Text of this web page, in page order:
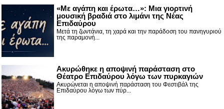
«Με αγάπη και έρωτα…»: Μια γιορτινή
μουσική βραδιά στο λιμάνι της Νέας
Επιδαύρου
Μετά τη ζωντάνια, τη χαρά και την παράδοση του πανηγυριού
της παραμονή...
Ακυρώθηκε η αποψινή παράσταση στο
Θέατρο Επιδαύρου λόγω των πυρκαγιών
Ακυρώνεται η αποψινή παράσταση του Φεστιβάλ της
Επιδαύρου λόγω των πύρ...